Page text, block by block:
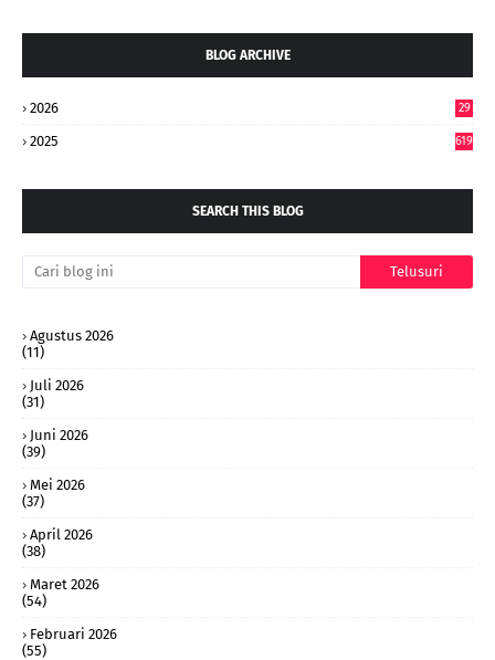
BLOG ARCHIVE
2026
29
2025 619
SEARCH THIS BLOG
Agustus 2026
(11)
Juli 2026
(31)
Juni 2026
(39)
Mei 2026
(37)
April 2026
(38)
Maret 2026
(54)
Februari 2026
(55)